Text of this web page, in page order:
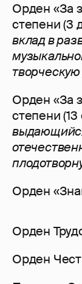
Орден «За
степени (3
вклад в
Орден «За
степени
Орден
Орден
Орден